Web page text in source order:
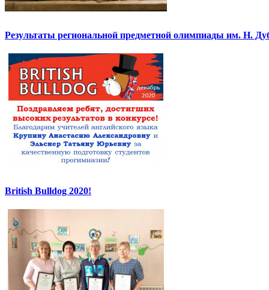
Результаты региональной предметной олимпиады им. Н.
British Bulldog 2020!